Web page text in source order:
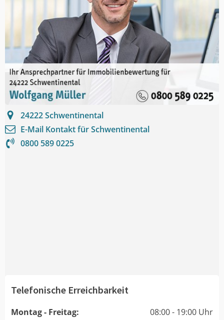
24222Schwentinental
E-Mail Kontakt fürSchwentinental
0800 589 0225
Telefonische Erreichbarkeit
Montag - Freitag:
08:00 - 19:00 Uhr